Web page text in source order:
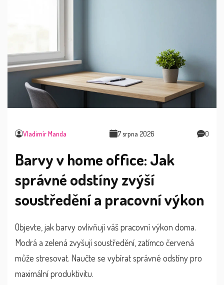
Vladimír Manda 7 srpna 2026 0
Barvy v home office: Jak
správné odstíny zvýší
soustředění a pracovní výkon
Objevte, jak barvy ovlivňují váš pracovní výkon doma.
Modrá a zelená zvyšují soustředění, zatímco červená
může stresovat. Naučte se vybírat správné odstíny pro
maximální produktivitu.